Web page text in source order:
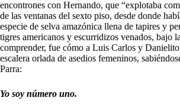
encontrones con Hernando, que “explotaba
de las ventanas del sexto piso, desde donde
especie de selva amazónica llena de tapires y
tigres americanos y escurridizos venados, bajo
comprender, fue cómo a Luis Carlos y
escalera orlada de asedios femeninos,
Parra:
Yo soy número uno.